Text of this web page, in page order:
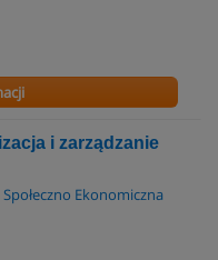
i zarządzanie
Ekonomiczna